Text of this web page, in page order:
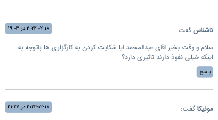
ناشناسگفت: 2022-02-18 در 19:03
سلام و وقت بخیر اقای عبدالمحمد ایا شکایت کردن به کارگزاری ها باتوجه به
اینکه خیلی نفوذ دارند تاثیری دارد؟
پاسخ
مونيكاگفت: 2022-02-18 در 21:27